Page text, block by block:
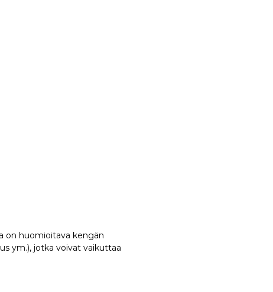
on huomioitava kengän
ym.), jotka voivat vaikuttaa